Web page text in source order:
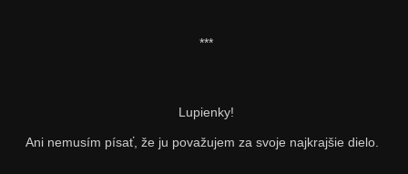
***
Lupienky!
Ani nemusím písať, že ju považujem za svoje najkrajšie dielo.